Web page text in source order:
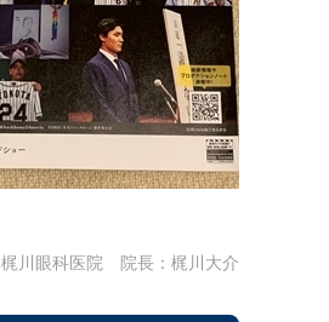
梶川眼科医院 院長：梶川大介